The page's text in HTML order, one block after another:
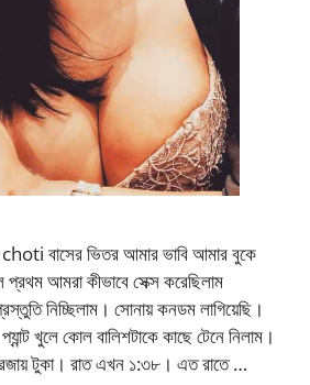
বাসের ভিতর আমার ভাবি আমার বুকে
আমরা কীভাবে সেক্স করেছিলাম
নিচ্ছিলাম। সোনায় কনডম লাগিয়েছি।
খুলে কোল বালিশটাকে কাছে টেনে নিলাম।
টুকা। রাত এখন ১:৩৮। এত রাতে …